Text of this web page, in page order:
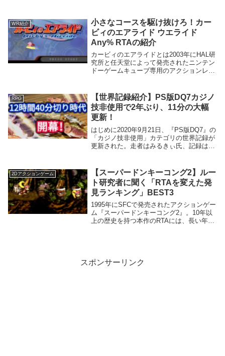
まし...
WR紹介
小さなコースを駆け抜けろ！カー
ビィのエアライド ウエライド
Any% RTAの紹介
カービィのエアライドとは2003年にHAL研
究所と任天堂によって発売されたニンテン
ドーゲームキューブ専用のアクションレー
ド、シティトライアルの3つのモードが収
録され...
RPG
【世界記録紹介】PS版DQ7カジノ
技非使用で2年ぶり、11分の大幅
更新！
はじめに2020年9月21日、『PS版DQ7』の
「カジノ技非使用」カテゴリの世界記録が
更新された。走者はみるきぃ氏、記録は
幅更新である。動画はこ...
2Dアクションゲーム
【スーパードンキーコング2】ルー
ト研究者に聞く「RTAを変えた発
見ランキング」BEST3
1995年にSFCで発売されたアクションゲー
ム『スーパードンキーコング2』。10年以
上の歴史を持つ本作のRTAには、長い年月
スポンサーリンク